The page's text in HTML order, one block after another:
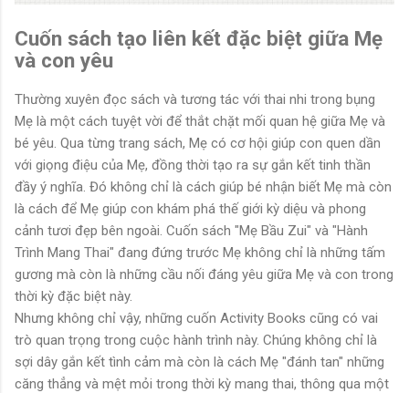
Cuốn sách tạo liên kết đặc biệt giữa Mẹ
và con yêu
Thường xuyên đọc sách và tương tác với thai nhi trong bụng
Mẹ là một cách tuyệt vời để thắt chặt mối quan hệ giữa Mẹ và
bé yêu. Qua từng trang sách, Mẹ có cơ hội giúp con quen dần
với giọng điệu của Mẹ, đồng thời tạo ra sự gắn kết tinh thần
đầy ý nghĩa. Đó không chỉ là cách giúp bé nhận biết Mẹ mà còn
là cách để Mẹ giúp con khám phá thế giới kỳ diệu và phong
cảnh tươi đẹp bên ngoài. Cuốn sách "Mẹ Bầu Zui" và "Hành
Trình Mang Thai" đang đứng trước Mẹ không chỉ là những tấm
gương mà còn là những cầu nối đáng yêu giữa Mẹ và con trong
thời kỳ đặc biệt này.
Nhưng không chỉ vậy, những cuốn Activity Books cũng có vai
trò quan trọng trong cuộc hành trình này. Chúng không chỉ là
sợi dây gắn kết tình cảm mà còn là cách Mẹ "đánh tan" những
căng thẳng và mệt mỏi trong thời kỳ mang thai, thông qua một